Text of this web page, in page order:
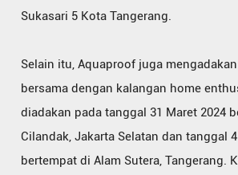
Sukasari 5 Kota Tangerang.
Selain itu, Aquaproof juga
bersama dengan kalangan home
diadakan pada tanggal 31 Maret 2024
Cilandak, Jakarta Selatan dan tanggal
bertempat di Alam Sutera, Tangerang.